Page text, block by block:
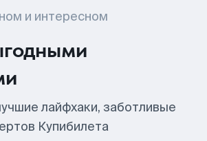
и интересном
лайфхаки, заботливые
Купибилета